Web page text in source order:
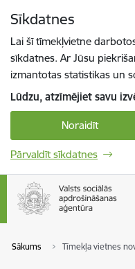
Sīkdatnes
Lai šī tīmekļvietne
sīkdatnes. Ar Jūsu
izmantotas statistikas un
Lūdzu, atzīmējiet savu
Noraidīt
Pārvaldīt sīkdatnes
Sākums Tīmekļa vietnes